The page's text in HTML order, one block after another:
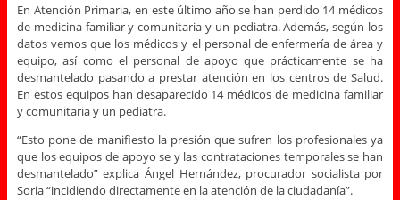
En Atención Primaria, en este último año se han perdido 14 médicos
de medicina familiar y comunitaria y un pediatra. Además, según los
datos vemos que los médicos y el personal de enfermería de área y
equipo, así como el personal de apoyo que prácticamente se ha
desmantelado pasando a prestar atención en los centros de Salud.
En estos equipos han desaparecido 14 médicos de medicina familiar
y comunitaria y un pediatra.
“Esto pone de manifiesto la presión que sufren los profesionales ya
que los equipos de apoyo se y las contrataciones temporales se han
desmantelado” explica Ángel Hernández, procurador socialista por
Soria “incidiendo directamente en la atención de la ciudadanía”.